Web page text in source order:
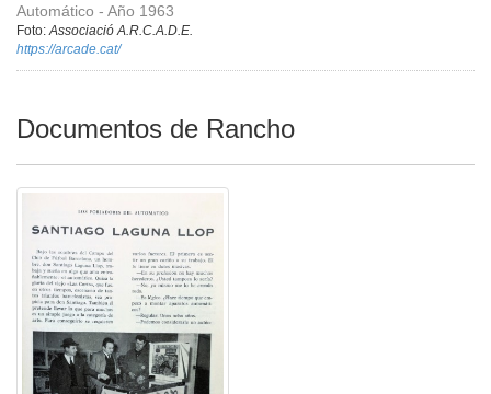
Automático - Año 1963
Foto:Associació A.R.C.A.D.E.
https://arcade.cat/
Documentos de Rancho